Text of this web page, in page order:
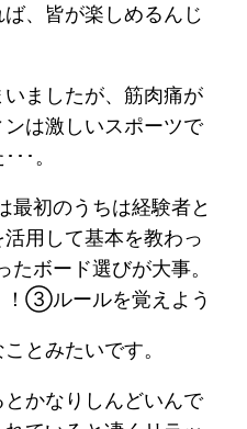
、皆が楽しめるんじ
ましたが、筋肉痛が
は激しいスポーツで
･･。
初のうちは経験者と
用して基本を教わっ
ボード選びが大事。
！③ルールを覚えよう
とみたいです。
かなりしんどいんで